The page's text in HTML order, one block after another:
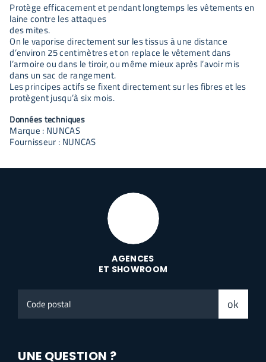
Protège efficacement et pendant longtemps les vêtements en
laine contre les attaques
des mites.
On le vaporise directement sur les tissus à une distance
d’environ 25 centimètres et on replace le vêtement dans
l’armoire ou dans le tiroir, ou même mieux après l’avoir mis
dans un sac de rangement.
Les principes actifs se fixent directement sur les fibres et les
protègent jusqu’à six mois.
Données techniques
Marque : NUNCAS
Fournisseur : NUNCAS
AGENCES
ET SHOWROOM
postal
ok
UNE QUESTION ?